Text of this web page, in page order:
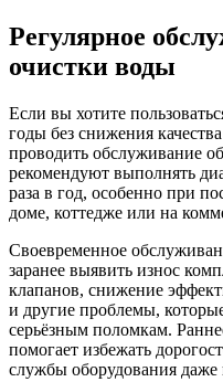
Регулярное
очистки воды
Если вы хотите
годы без снижения
проводить обслуживание
рекомендуют выполнять
раза в год, особенно при
доме, коттедже или на
Своевременное
заранее выявить износ
клапанов, снижение
и другие проблемы,
серьёзным поломкам.
помогает избежать
службы оборудования даже